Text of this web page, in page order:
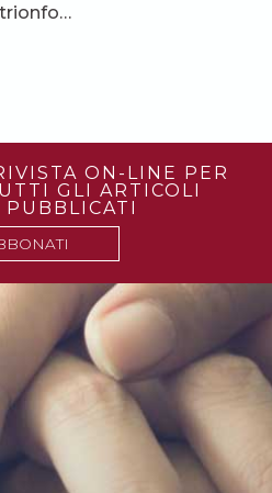
ON-LINE PER
GLI ARTICOLI